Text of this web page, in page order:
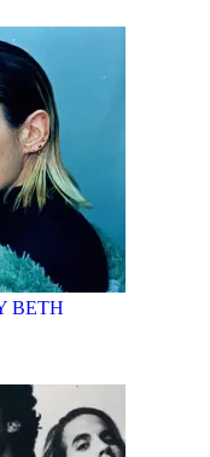
BETH